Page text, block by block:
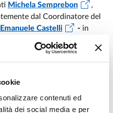
contenuti ed
dei social media e per
Michela Semprebon
,
dal Coordinatore del
Emanuele Castelli - in
e con la UO
Internazionali
il progetto sono
agli studi superiori
Caritas Sant’Ilario,